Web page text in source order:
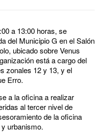
a 13:00 horas, se
del Municipio G en el Salón
ubicado sobre Venus
está a cargo del
zonales 12 y 13, y el
Erro.
a la oficina a realizar
al tercer nivel de
de la oficina
urbanismo.